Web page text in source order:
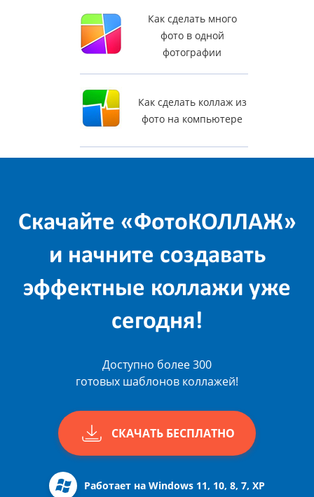
Как сделать много
фото в одной
фотографии
Как сделать коллаж из
фото на компьютере
Скачайте «ФотоКОЛЛАЖ»
и начните создавать
эффектные коллажи уже
сегодня!
Доступно более 300
готовых шаблонов коллажей!
СКАЧАТЬ БЕСПЛАТНО
Работает на Windows 11, 10, 8, 7, XP